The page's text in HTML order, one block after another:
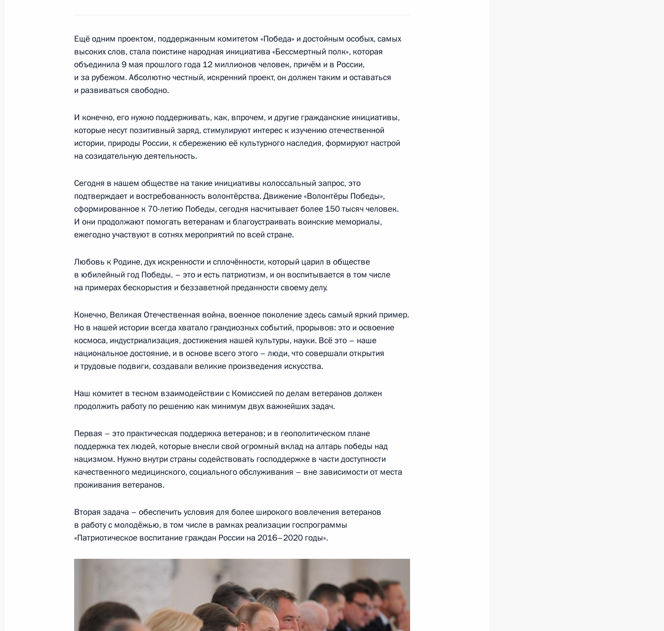
Заседание Российского оргкомитета «Победа»
4 апреля 2016 года, понедельник
Дубровским
4 апреля 2016 года, 15:50 Московская область, Ново-Огарёво
Андреем Артизовым
4 апреля 2016 года, 14:05 Московская область, Ново-Огарёво
31 марта 2016 года, четверг
Заседание Совета Безопасности
31 марта 2016 года, 16:10 Московская область, Ново-Огарёво
Встреча с Президентом Южной Осетии Леонидом Тибиловым
30 марта 2016 года, среда
30 марта 2016 года, 15:25 Московская область, Ново-Огарёво
29 марта 2016 года, вторник
Заседание Комиссии по военно-техническому сотрудничеству
России с иностранными государствами
29 марта 2016 года, 17:50 Нижний Новгород
Ещё одним проектом, поддержанным комитетом «Победа» и достойным особых, самых
высоких слов, стала поистине народная инициатива «Бессмертный полк», которая
объединила 9 мая прошлого года 12 миллионов человек, причём и в России,
и за рубежом. Абсолютно честный, искренний проект, он должен таким и оставаться
и развиваться свободно.
И конечно, его нужно поддерживать, как, впрочем, и другие гражданские инициативы,
которые несут позитивный заряд, стимулируют интерес к изучению отечественной
истории, природы России, к сбережению её культурного наследия, формируют настрой
на созидательную деятельность.
Сегодня в нашем обществе на такие инициативы колоссальный запрос, это
подтверждает и востребованность волонтёрства. Движение «Волонтёры Победы»,
сформированное к 70-летию Победы, сегодня насчитывает более 150 тысяч человек.
И они продолжают помогать ветеранам и благоустраивать воинские мемориалы,
ежегодно участвуют в сотнях мероприятий по всей стране.
Любовь к Родине, дух искренности и сплочённости, который царил в обществе
в юбилейный год Победы, – это и есть патриотизм, и он воспитывается в том числе
на примерах бескорыстия и беззаветной преданности своему делу.
Конечно, Великая Отечественная война, военное поколение здесь самый яркий пример.
Но в нашей истории всегда хватало грандиозных событий, прорывов: это и освоение
космоса, индустриализация, достижения нашей культуры, науки. Всё это – наше
национальное достояние, и в основе всего этого – люди, что совершали открытия
и трудовые подвиги, создавали великие произведения искусства.
Наш комитет в тесном взаимодействии с Комиссией по делам ветеранов должен
продолжить работу по решению как минимум двух важнейших задач.
Первая – это практическая поддержка ветеранов; и в геополитическом плане
поддержка тех людей, которые внесли свой огромный вклад на алтарь победы над
нацизмом. Нужно внутри страны содействовать господдержке в части доступности
качественного медицинского, социального обслуживания – вне зависимости от места
проживания ветеранов.
Вторая задача – обеспечить условия для более широкого вовлечения ветеранов
в работу с молодёжью, в том числе в рамках реализации госпрограммы
«Патриотическое воспитание граждан России на 2016–2020 годы».